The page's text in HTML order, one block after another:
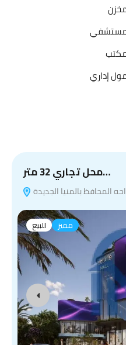
إداري
محل تجاري 32 متر…
المحافظ بالمنيا الجديدة
للبيع مميز